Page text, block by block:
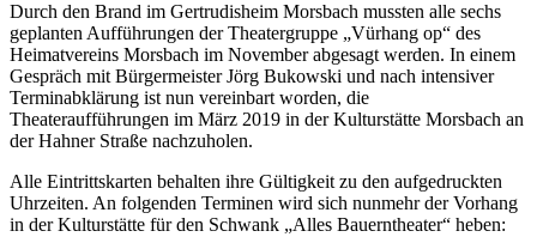
Durch den Brand im Gertrudisheim Morsbach mussten alle sechs
geplanten Aufführungen der Theatergruppe „Vürhang op“ des
Heimatvereins Morsbach im November abgesagt werden. In einem
Gespräch mit Bürgermeister Jörg Bukowski und nach intensiver
Terminabklärung ist nun vereinbart worden, die
Theateraufführungen im März 2019 in der Kulturstätte Morsbach an
der Hahner Straße nachzuholen.
Alle Eintrittskarten behalten ihre Gültigkeit zu den aufgedruckten
Uhrzeiten. An folgenden Terminen wird sich nunmehr der Vorhang
in der Kulturstätte für den Schwank „Alles Bauerntheater“ heben: